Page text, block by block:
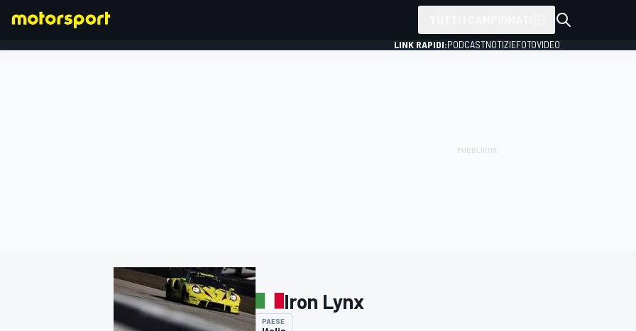
LINK RAPIDI:PODCASTNOTIZIEFOTOVIDEO
Iron Lynx
PAESE